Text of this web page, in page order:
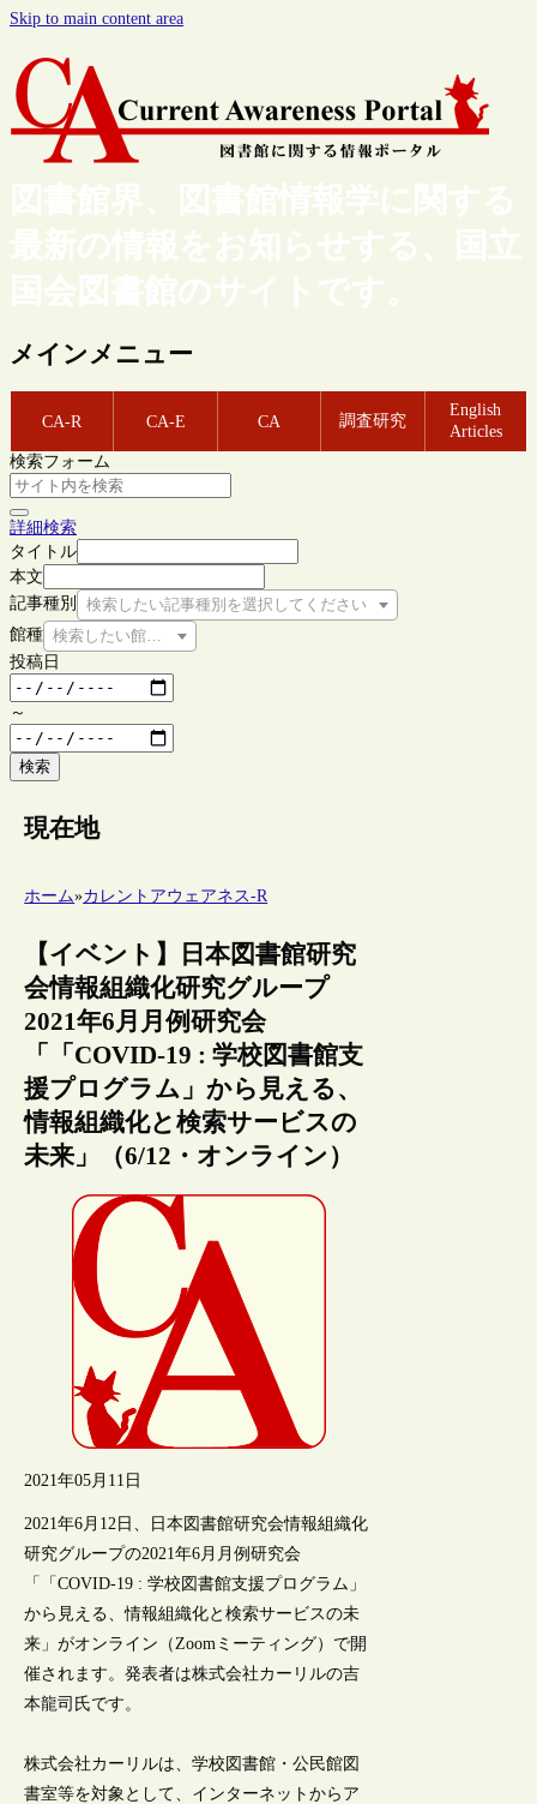
Skip to main content area
図書館界、図書館情報学に関する
最新の情報をお知らせする、国立
国会図書館のサイトです。
メインメニュー
CA-R CA-E CA 調査研究
English
Articles
検索フォーム
詳細検索
タイトル
本文
記事種別
検索したい記事種別を選択してください
館種 検索したい館種を選択してください
投稿日
～
検索
現在地
ホーム»カレントアウェアネス-R
【イベント】日本図書館研究
会情報組織化研究グループ
2021年6月月例研究会
「「COVID-19 : 学校図書館支
援プログラム」から見える、
情報組織化と検索サービスの
未来」（6/12・オンライン）
2021年05月11日
2021年6月12日、日本図書館研究会情報組織化
研究グループの2021年6月月例研究会
「「COVID-19 : 学校図書館支援プログラム」
から見える、情報組織化と検索サービスの未
来」がオンライン（Zoomミーティング）で開
催されます。発表者は株式会社カーリルの吉
本龍司氏です。
株式会社カーリルは、学校図書館・公民館図
書室等を対象として、インターネットからア